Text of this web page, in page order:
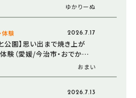
ゆかりーぬ
体験 2026.7.17
公園】思い出まで焼き上が
験（愛媛/今治市・おでかけレ
おまい
2026.7.13